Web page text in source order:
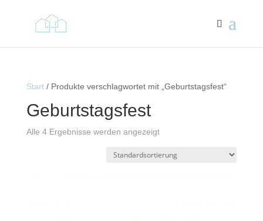
Start/ Produkte verschlagwortet mit „Geburtstagsfest“
Geburtstagsfest
Alle 4 Ergebnisse werden angezeigt